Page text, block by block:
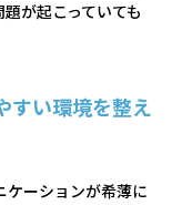
が起こっていても
すい環境を整え
ケーションが希薄に